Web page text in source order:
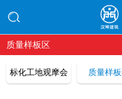
质量样板区
标化工地观摩会 质量样